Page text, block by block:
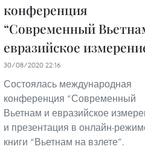
конференция
“Современный
евразийское
30/08/2020 22:16
Состоялась международная
конференция “Современный
Вьетнам и евразийское
и презентация в онлайн-
книги “Вьетнам на взлете”.